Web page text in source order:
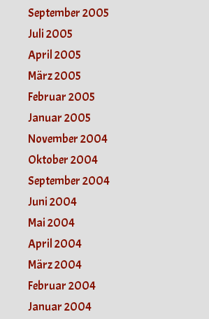
September 2005
Juli 2005
April 2005
März 2005
Februar 2005
Januar 2005
November 2004
Oktober 2004
September 2004
Juni 2004
Mai 2004
April 2004
März 2004
Februar 2004
Januar 2004